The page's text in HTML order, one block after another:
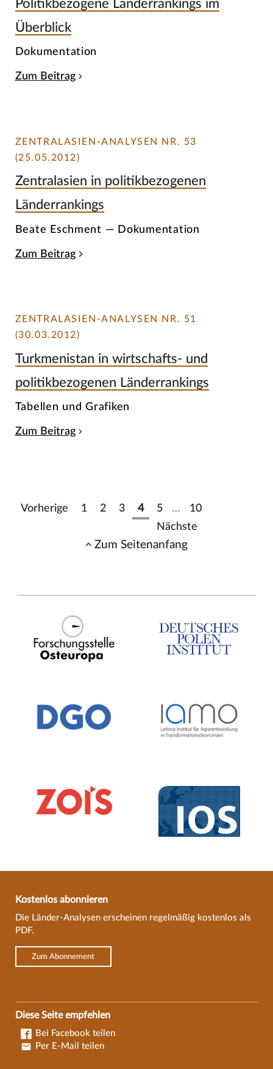
Politikbezogene Länderrankings im
Überblick
Dokumentation
Zum Beitrag
ZENTRALASIEN-ANALYSEN NR. 53
(25.05.2012)
Zentralasien in politikbezogenen
Länderrankings
Beate Eschment — Dokumentation
Zum Beitrag
ZENTRALASIEN-ANALYSEN NR. 51
(30.03.2012)
Turkmenistan in wirtschafts- und
politikbezogenen Länderrankings
Tabellen und Grafiken
Zum Beitrag
Vorherige 1 2 3 4 5 …
10
Nächste
Zum Seitenanfang
Kostenlos abonnieren
Die Länder-Analysen erscheinen regelmäßig kostenlos als
PDF.
Zum Abonnement
Diese Seite empfehlen
Bei Facebook teilen
Per E-Mail teilen